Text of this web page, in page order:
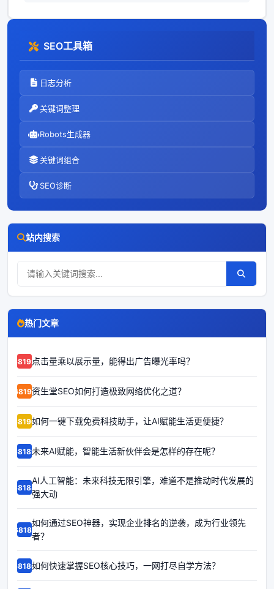
SEO工具箱
日志分析
关键词整理
Robots生成器
关键词组合
SEO诊断
站内搜索
热门文章
68192点击量乘以展示量，能得出广告曝光率吗？
68191资生堂SEO如何打造极致网络优化之道？
68190如何一键下载免费科技助手，让AI赋能生活更便捷？
68189未来AI赋能，智能生活新伙伴会是怎样的存在呢？
68188
AI人工智能：未来科技无限引擎，难道不是推动时代发展的
强大动
68187
如何通过SEO神器，实现企业排名的逆袭，成为行业领先
者？
68186如何快速掌握SEO核心技巧，一网打尽自学方法？